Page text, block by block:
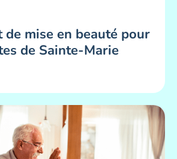
de mise en beauté pour
de Sainte-Marie